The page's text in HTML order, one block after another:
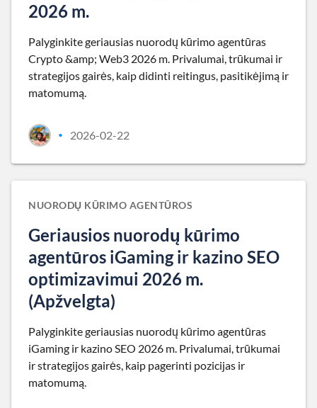
2026 m.
Palyginkite geriausias nuorodų kūrimo agentūras
Crypto &amp; Web3 2026 m. Privalumai, trūkumai ir
strategijos gairės, kaip didinti reitingus, pasitikėjimą ir
matomumą.
• 2026-02-22
NUORODŲ KŪRIMO AGENTŪROS
Geriausios nuorodų kūrimo
agentūros iGaming ir kazino SEO
optimizavimui 2026 m.
(Apžvelgta)
Palyginkite geriausias nuorodų kūrimo agentūras
iGaming ir kazino SEO 2026 m. Privalumai, trūkumai
ir strategijos gairės, kaip pagerinti pozicijas ir
matomumą.